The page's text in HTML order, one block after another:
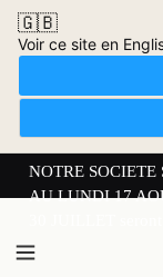
🇬🇧
Voir ce site en
NOTRE
AU LUNDI 17